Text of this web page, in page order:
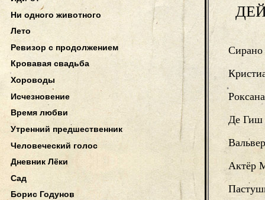
Сирано
Роксана
Де Гиш
Вальвер
Актёр
Ни одного животного
Лето
Ревизор с продолжением
Кровавая свадьба
Хороводы
Исчезновение
Время любви
Утренний предшественник
Человеческий голос
Дневник Лёки
Сад
Борис Годунов